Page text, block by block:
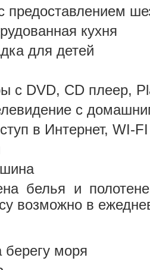
предоставлением
кухня
для детей
с DVD, CD плеер,
с
в Интернет, WI-FI
белья и
возможно в
моря